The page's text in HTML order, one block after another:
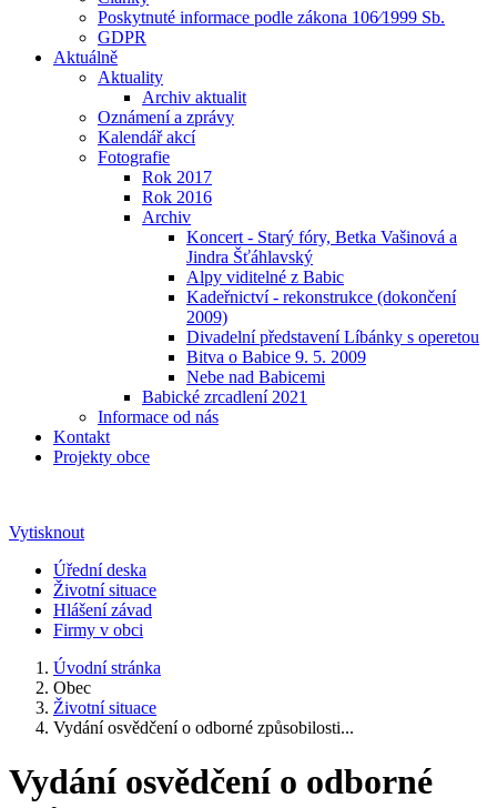
Poskytnuté informace podle zákona 106⁄1999 Sb.
GDPR
Aktuálně
Aktuality
Archiv aktualit
Oznámení a zprávy
Kalendář akcí
Fotografie
Rok 2017
Rok 2016
Archiv
Koncert - Starý fóry, Betka Vašinová a
Jindra Šťáhlavský
Alpy viditelné z Babic
Kadeřnictví - rekonstrukce (dokončení
2009)
Divadelní představení Líbánky s operetou
Bitva o Babice 9. 5. 2009
Nebe nad Babicemi
Babické zrcadlení 2021
Informace od nás
Kontakt
Projekty obce
Vytisknout
Úřední deska
Životní situace
Hlášení závad
Firmy v obci
Úvodní stránka
Obec
Životní situace
Vydání osvědčení o odborné způsobilosti...
Vydání osvědčení o odborné